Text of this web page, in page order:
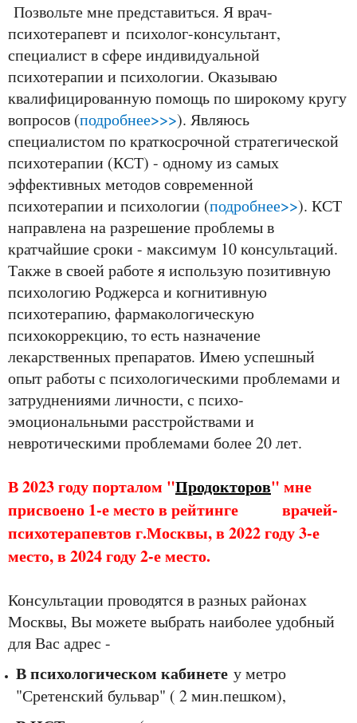
Позвольте мне представиться. Я врач-
психотерапевт и психолог-консультант,
специалист в сфере индивидуальной
психотерапии и психологии. Оказываю
квалифицированную помощь по широкому кругу
вопросов (подробнее>>>). Являюсь
специалистом по краткосрочной стратегической
психотерапии (КСТ) - одному из самых
эффективных методов современной
психотерапии и психологии (подробнее>>). КСТ
направлена на разрешение проблемы в
кратчайшие сроки - максимум 10 консультаций.
Также в своей работе я использую позитивную
психологию Роджерса и когнитивную
психотерапию, фармакологическую
психокоррекцию, то есть назначение
лекарственных препаратов. Имею успешный
опыт работы с психологическими проблемами и
затруднениями личности, с психо-
эмоциональными расстройствами и
невротическими проблемами более 20 лет.
В 2023 году порталом "Продокторов" мне
присвоено 1-е место в рейтинге врачей-
психотерапевтов г.Москвы, в 2022 году 3-е
место, в 2024 году 2-е место.
Консультации проводятся в разных районах
Москвы, Вы можете выбрать наиболее удобный
для Вас адрес -
В психологическом кабинете у метро
"Сретенский бульвар" ( 2 мин.пешком),